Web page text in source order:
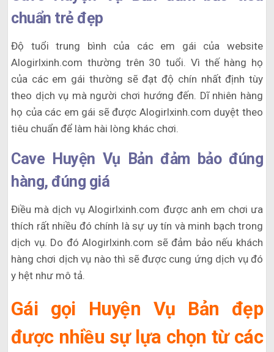
chuẩn trẻ đẹp
Độ tuổi trung bình của các em gái của website
Alogirlxinh.com thường trên 30 tuổi. Vì thế hàng họ
của các em gái thường sẽ đạt độ chín nhất định tùy
theo dịch vụ mà người chơi hướng đến. Dĩ nhiên hàng
họ của các em gái sẽ được Alogirlxinh.com duyệt theo
tiêu chuẩn để làm hài lòng khác chơi.
Cave Huyện Vụ Bản đảm bảo đúng
hàng, đúng giá
Điều mà dịch vụ Alogirlxinh.com được anh em chơi ưa
thích rất nhiều đó chính là sự uy tín và minh bạch trong
dịch vụ. Do đó Alogirlxinh.com sẽ đảm bảo nếu khách
hàng chơi dịch vụ nào thì sẽ được cung ứng dịch vụ đó
y hệt như mô tả.
Gái gọi Huyện Vụ Bản đẹp
được nhiều sự lựa chọn từ các